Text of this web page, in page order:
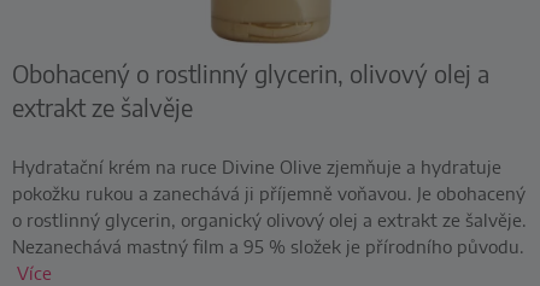
Obohacený o rostlinný glycerin, olivový olej a
extrakt ze šalvěje
Hydratační krém na ruce Divine Olive zjemňuje a hydratuje
pokožku rukou a zanechává ji příjemně voňavou. Je obohacený
o rostlinný glycerin, organický olivový olej a extrakt ze šalvěje.
Nezanechává mastný film a 95 % složek je přírodního původu.
Více